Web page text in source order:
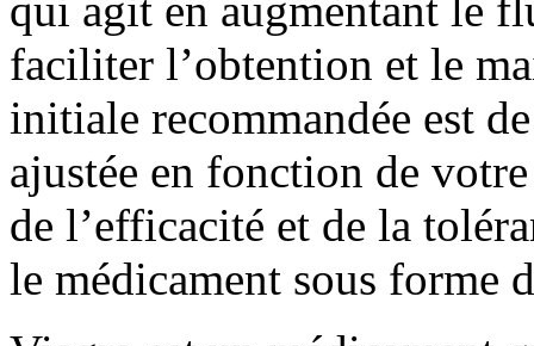
qui agit en augmentant le
faciliter l’obtention et le
initiale recommandée est
ajustée en fonction de
de l’efficacité et de la
le médicament sous forme